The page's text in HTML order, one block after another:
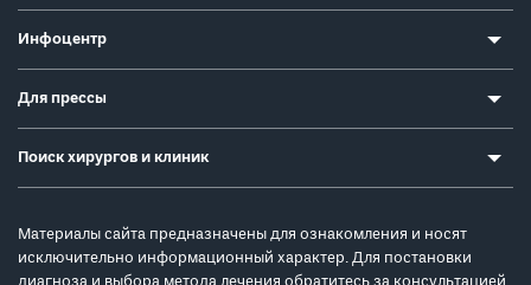
Инфоцентр
Для прессы
Поиск хирургов и клиник
Материалы сайта предназначены для ознакомления и носят
исключительно информационный характер. Для постановки